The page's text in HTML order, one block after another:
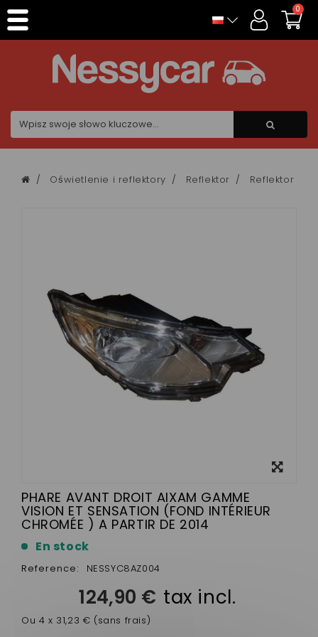
0
Oświetlenie i reflektory Reflektor Reflektor
PHARE AVANT DROIT AIXAM GAMME
VISION ET SENSATION (FOND INTÉRIEUR
CHROMÉE ) A PARTIR DE 2014
En stock
Reference: NESSYC8AZ004
124,90 € tax incl.
Ou 4 x 31,23 € (sans frais)
Panel zarządzania plikami cookies